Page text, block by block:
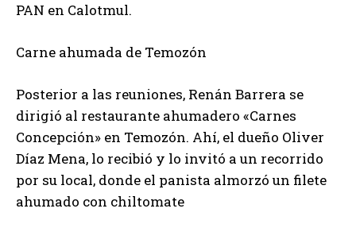
PAN en Calotmul.
Carne ahumada de Temozón
Posterior a las reuniones, Renán Barrera se
dirigió al restaurante ahumadero «Carnes
Concepción» en Temozón. Ahí, el dueño Oliver
Díaz Mena, lo recibió y lo invitó a un recorrido
por su local, donde el panista almorzó un filete
ahumado con chiltomate